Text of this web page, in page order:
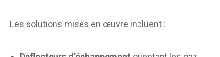
Les solutions mises en œuvre incluent :